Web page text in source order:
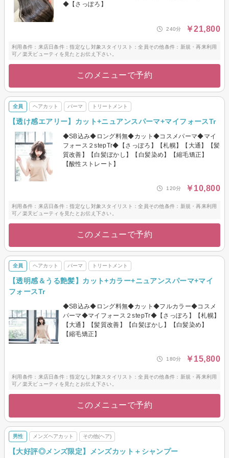
◆【さっぽろ】
240分 ￥21,800
利用条件：来店日条件：指定なし対象スタイリスト：全員その他条件：新規・再来利用
可／楽天ビューティを見たとお伝え下さい。
このメニューで予約
全員 ヘアカット パーマ トリートメント
【透け感エアリー】カット+ニュアンスパーマ+マイフォースTr
◆SB込み◆ロング料無◆カット◆コスメパーマ◆マイ
フォース２stepTr◆【さっぽろ】【札幌】【大通】【髪
質改善】【白髪ぼかし】【白髪染め】【縮毛矯正】
【酸性ストレート】
120分 ￥10,800
利用条件：来店日条件：指定なし対象スタイリスト：全員その他条件：新規・再来利用
可／楽天ビューティを見たとお伝え下さい。
このメニューで予約
全員 ヘアカット パーマ トリートメント
【透明感＆うる艶髪】カット+カラー+ニュアンスパーマ+マイ
フォースTr
◆SB込み◆ロング料無◆カット◆フルカラー◆コスメ
パーマ◆マイフォース２stepTr◆【さっぽろ】【札幌】
【大通】【髪質改善】【白髪ぼかし】【白髪染め】
【縮毛矯正】
180分 ￥15,800
利用条件：来店日条件：指定なし対象スタイリスト：全員その他条件：新規・再来利用
可／楽天ビューティを見たとお伝え下さい。
このメニューで予約
男性 メンズヘアカット その他(ヘア)
【大好評◎メンズ限定】メンズカット＋シャンプー